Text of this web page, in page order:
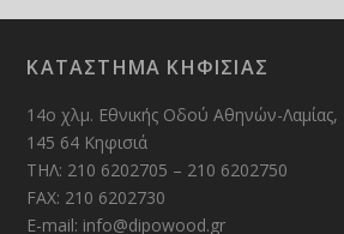
ΚΑΤΑΣΤΗΜΑ ΚΗΦΙΣΙΑΣ
14ο χλμ. Εθνικής Οδού Αθηνών-Λαμίας,
145 64 Κηφισιά
ΤΗΛ: 210 6202705 – 210 6202750
FAX: 210 6202730
E-mail: info@dipowood.gr